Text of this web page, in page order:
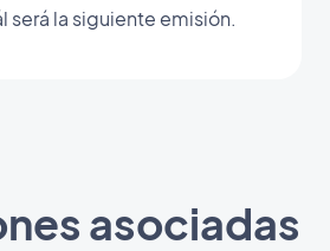
será la siguiente emisión.
asociadas